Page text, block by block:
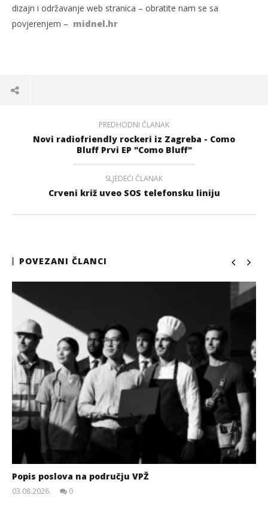
dizajn i održavanje web stranica – obratite nam se sa
povjerenjem – midnel.hr
PREDHODNI ČLANAK
Novi radiofriendly rockeri iz Zagreba - Como
Bluff Prvi EP "Como Bluff"
SLJEDEĆI ČLANAK
Crveni križ uveo SOS telefonsku liniju
POVEZANI ČLANCI
Popis poslova na području VPŽ
03.08.2026.
0